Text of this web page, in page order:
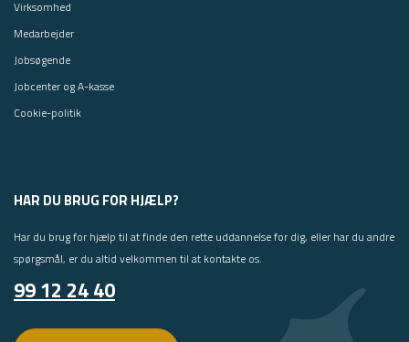
Virksomhed
Medarbejder
Jobsøgende
Jobcenter og A-kasse
Cookie-politik
HAR DU BRUG FOR HJÆLP?
Har du brug for hjælp til at finde den rette uddannelse for dig, eller har du andre
spørgsmål, er du altid velkommen til at kontakte os.
99 12 24 40